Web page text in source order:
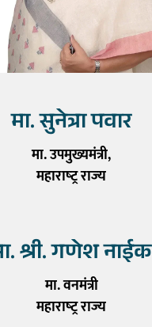
मा. सुनेत्रा पवार
मा. उपमुख्यमंत्री,
महाराष्‍ट्र राज्‍य
श्री. गणेश नाईक
मा. वनमंत्री
महाराष्‍ट्र राज्‍य